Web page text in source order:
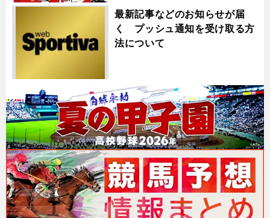
最新記事などのお知らせが届
く プッシュ通知を受け取る方
法について